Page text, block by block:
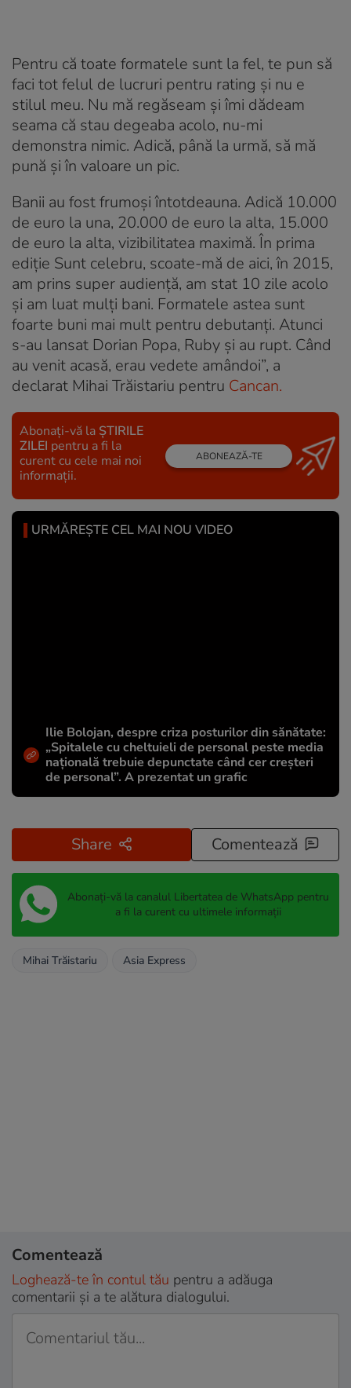
Pentru că toate formatele sunt la fel, te pun să
faci tot felul de lucruri pentru rating și nu e
stilul meu. Nu mă regăseam și îmi dădeam
seama că stau degeaba acolo, nu-mi
demonstra nimic. Adică, până la urmă, să mă
pună și în valoare un pic.
Banii au fost frumoși întotdeauna. Adică 10.000
de euro la una, 20.000 de euro la alta, 15.000
de euro la alta, vizibilitatea maximă. În prima
ediție Sunt celebru, scoate-mă de aici, în 2015,
am prins super audiență, am stat 10 zile acolo
și am luat mulți bani. Formatele astea sunt
foarte buni mai mult pentru debutanți. Atunci
s-au lansat Dorian Popa, Ruby și au rupt. Când
au venit acasă, erau vedete amândoi”, a
declarat Mihai Trăistariu pentru Cancan.
Abonați-vă la ȘTIRILE
ZILEI pentru a fi la
curent cu cele mai noi
informații.
ABONEAZĂ-TE
URMĂREȘTE CEL MAI NOU VIDEO
Ilie Bolojan, despre criza posturilor din sănătate:
„Spitalele cu cheltuieli de personal peste media
națională trebuie depunctate când cer creșteri
de personal”. A prezentat un grafic
Share Comentează
Abonați-vă la canalul Libertatea de WhatsApp pentru
a fi la curent cu ultimele informații
Mihai Trăistariu Asia Express
Comentează
Loghează-te în contul tău pentru a adăuga
comentarii și a te alătura dialogului.